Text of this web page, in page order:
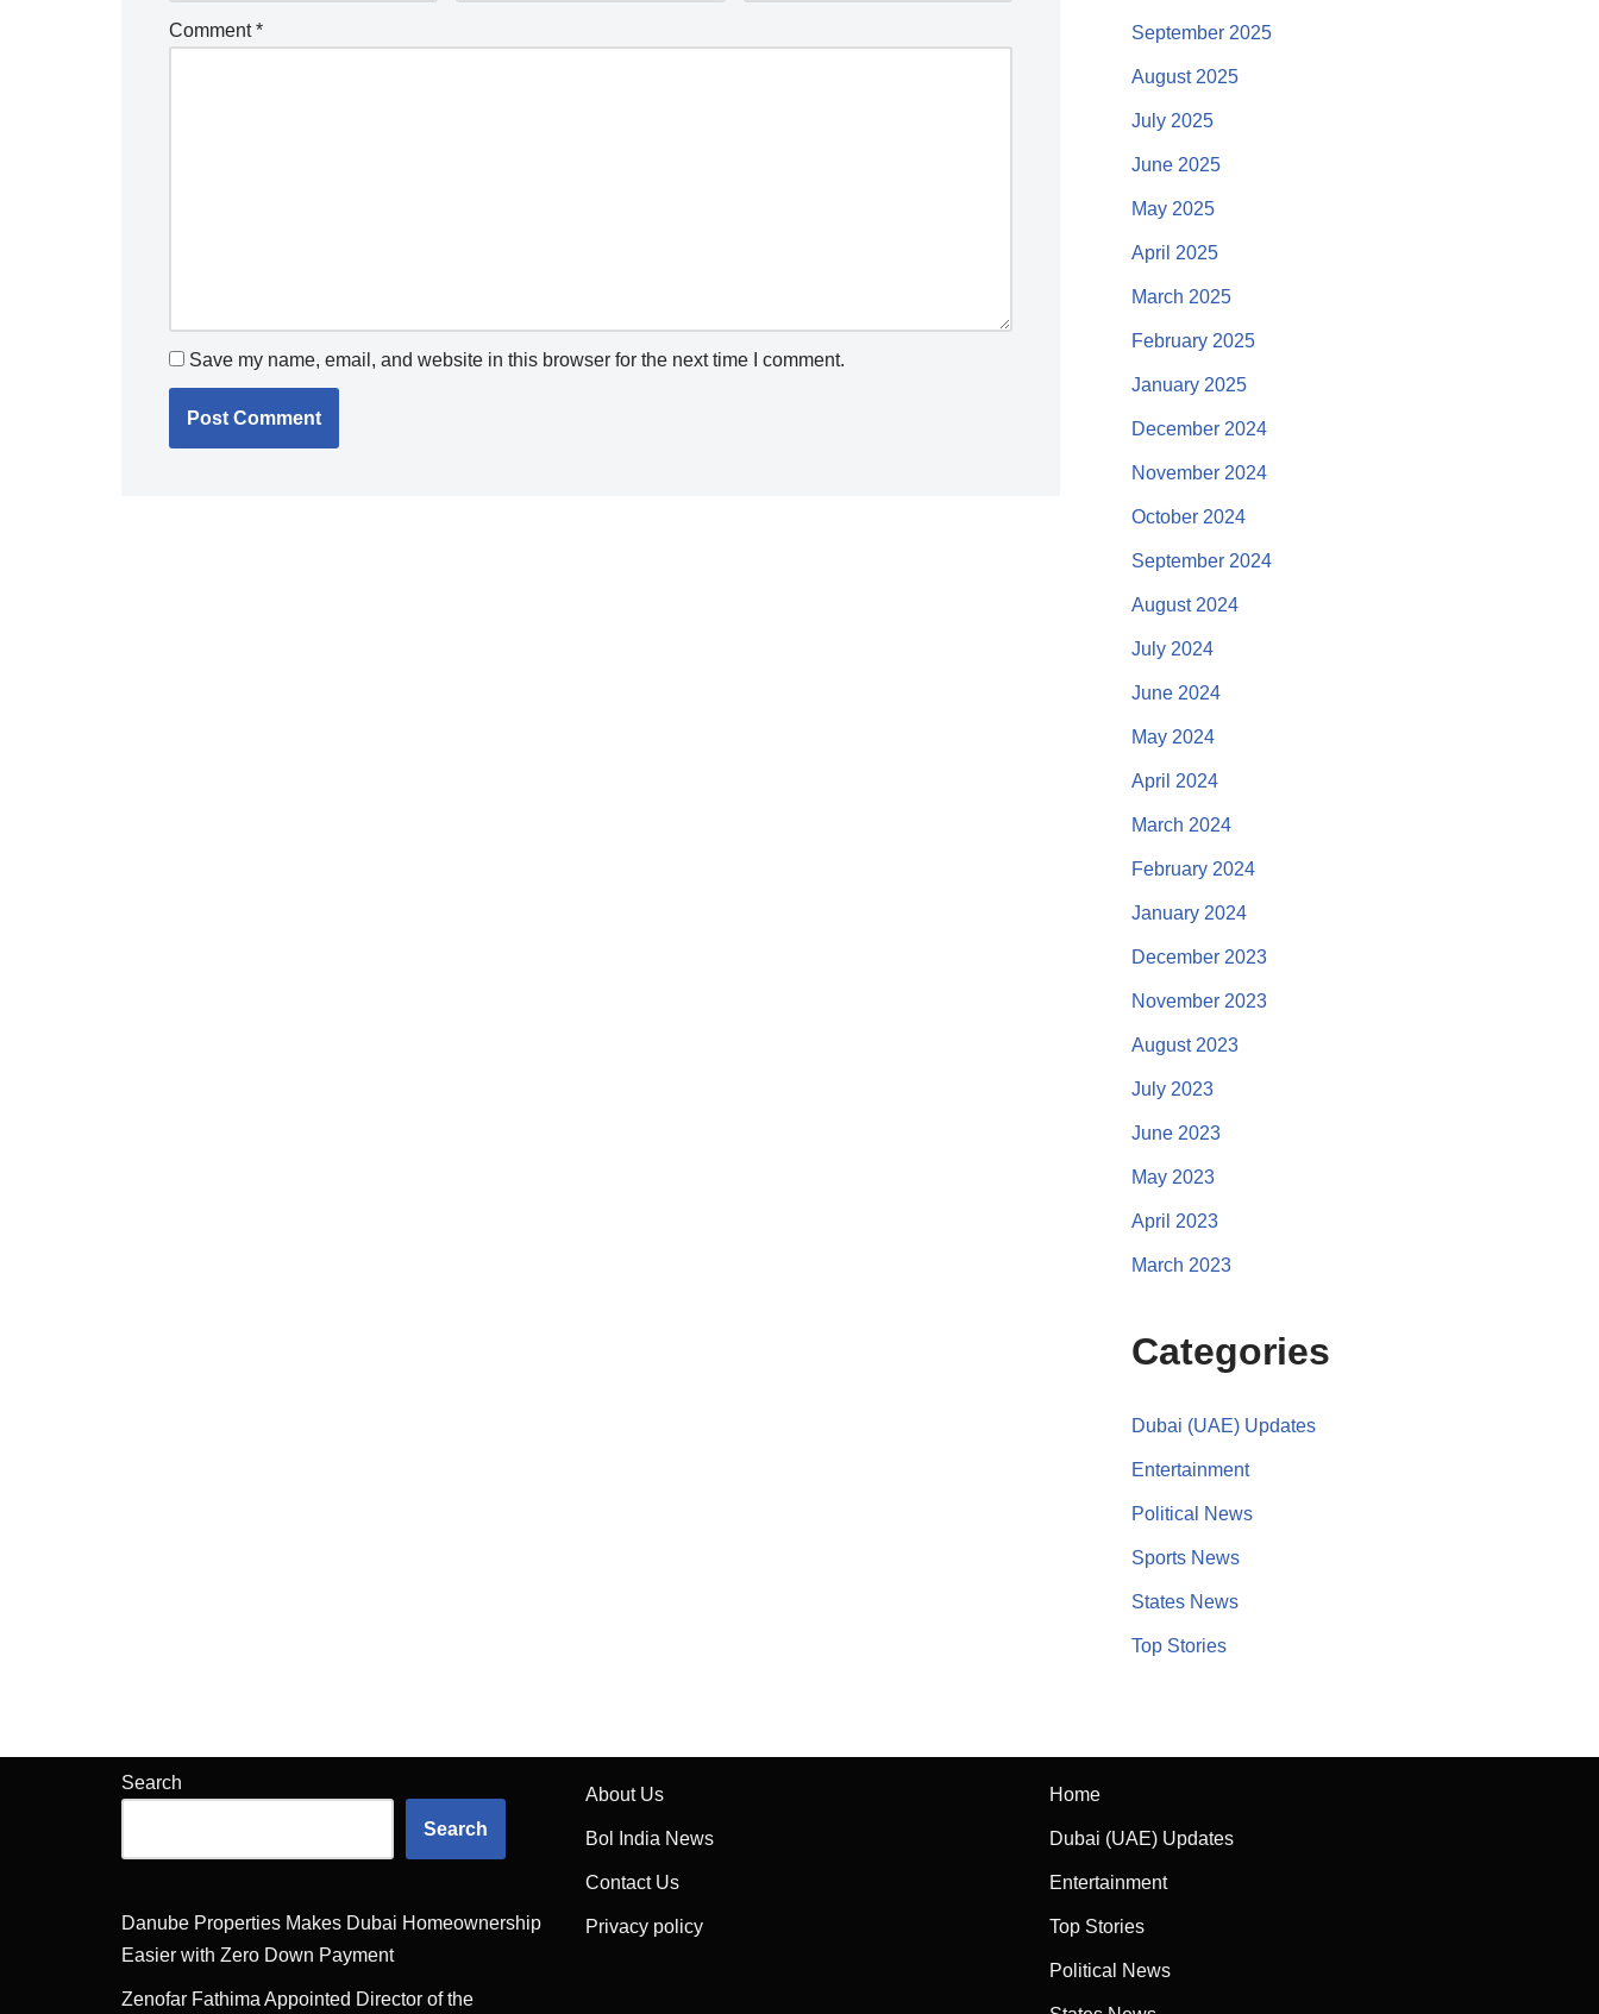
Comment*
Save my name, email, and website in this browser for the next time I comment.
September 2025
August 2025
July 2025
June 2025
May 2025
April 2025
March 2025
February 2025
January 2025
December 2024
November 2024
October 2024
September 2024
August 2024
July 2024
June 2024
May 2024
April 2024
March 2024
February 2024
January 2024
December 2023
November 2023
August 2023
July 2023
June 2023
May 2023
April 2023
March 2023
Categories
Dubai (UAE) Updates
Entertainment
Political News
Sports News
States News
Top Stories
Search
Search
Danube Properties Makes Dubai Homeownership
Easier with Zero Down Payment
Zenofar Fathima Appointed Director of the
About Us
Bol India News
Contact Us
Privacy policy
Home
Dubai (UAE) Updates
Entertainment
Top Stories
Political News